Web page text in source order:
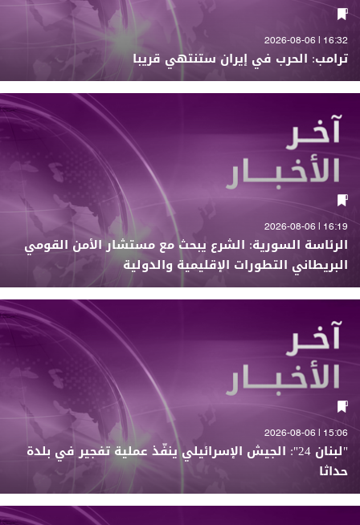
16:32 | 2026-08-06
ترامب: الحرب في إيران ستنتهي قريبا
16:19 | 2026-08-06
الرئاسة السورية: الشرع يبحث مع مستشار الأمن القومي
البريطاني التطورات الإقليمية والدولية
15:06 | 2026-08-06
"لبنان 24": الجيش الإسرائيلي ينفّذ عملية تفجير في بلدة
حداثا